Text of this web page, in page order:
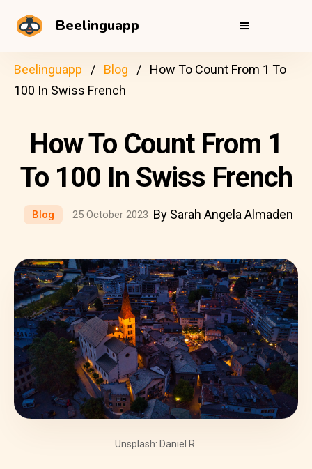
Beelinguapp
Beelinguapp Blog
How To Count From 1 To
100 In Swiss French
How To Count From 1
To 100 In Swiss French
Blog 25 October 2023 By Sarah Angela Almaden
Unsplash: Daniel R.